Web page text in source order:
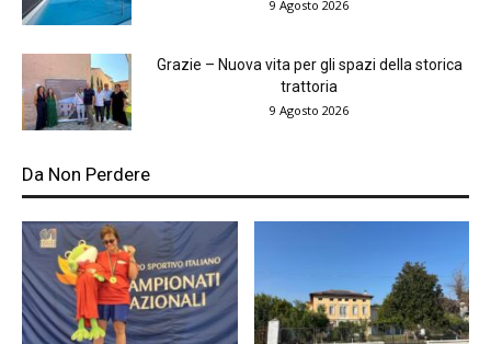
9 Agosto 2026
Grazie – Nuova vita per gli spazi della storica
trattoria
9 Agosto 2026
Da Non Perdere